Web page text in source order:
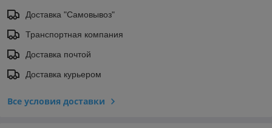
Доставка "Самовывоз"
Транспортная компания
Доставка почтой
Доставка курьером
Все условия доставки